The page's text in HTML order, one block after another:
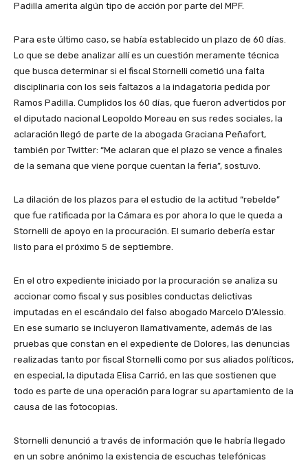
Padilla amerita algún tipo de acción por parte del MPF.
Para este último caso, se había establecido un plazo de 60 días.
Lo que se debe analizar allí es un cuestión meramente técnica
que busca determinar si el fiscal Stornelli cometió una falta
disciplinaria con los seis faltazos a la indagatoria pedida por
Ramos Padilla. Cumplidos los 60 días, que fueron advertidos por
el diputado nacional Leopoldo Moreau en sus redes sociales, la
aclaración llegó de parte de la abogada Graciana Peñafort,
también por Twitter: “Me aclaran que el plazo se vence a finales
de la semana que viene porque cuentan la feria”, sostuvo.
La dilación de los plazos para el estudio de la actitud “rebelde”
que fue ratificada por la Cámara es por ahora lo que le queda a
Stornelli de apoyo en la procuración. El sumario debería estar
listo para el próximo 5 de septiembre.
En el otro expediente iniciado por la procuración se analiza su
accionar como fiscal y sus posibles conductas delictivas
imputadas en el escándalo del falso abogado Marcelo D’Alessio.
En ese sumario se incluyeron llamativamente, además de las
pruebas que constan en el expediente de Dolores, las denuncias
realizadas tanto por fiscal Stornelli como por sus aliados políticos,
en especial, la diputada Elisa Carrió, en las que sostienen que
todo es parte de una operación para lograr su apartamiento de la
causa de las fotocopias.
Stornelli denunció a través de información que le habría llegado
en un sobre anónimo la existencia de escuchas telefónicas